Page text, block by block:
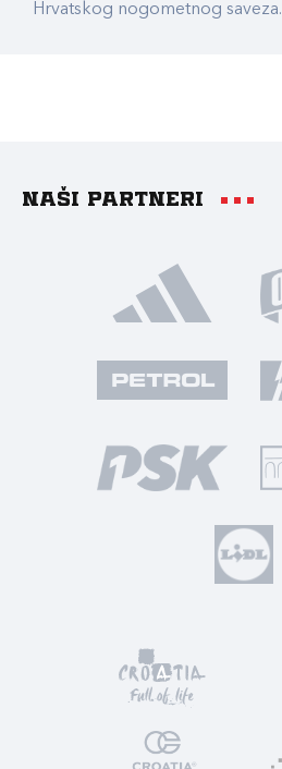
Hrvatskog nogometnog saveza.
Naši partneri